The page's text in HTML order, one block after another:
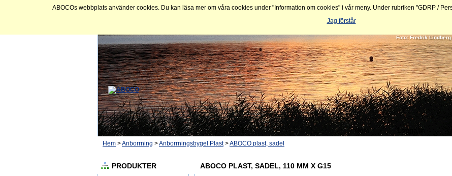
ABOCOs webbplats använder cookies. Du kan läsa mer om våra cookies under "Information om cookies" i vår meny. Under rubriken "GDRP /
Jag förstår
Foto: Fredrik
Hem Logga In
Hem >Anborrning >Anborrningsbygel Plast>ABOCO plast, sadel
PRODUKTER ABOCO PLAST, SADEL, 110 MM X G15